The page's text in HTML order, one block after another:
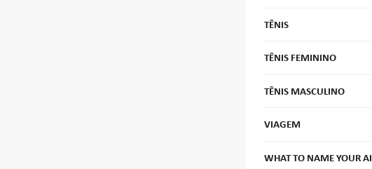
TÊNIS
TÊNIS FEMININO
TÊNIS MASCULINO
VIAGEM
WHAT TO NAME YOUR AI